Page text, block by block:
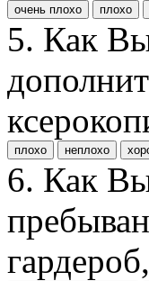
очень плохо плохо
5. Как
плохо неплохо
6. Как